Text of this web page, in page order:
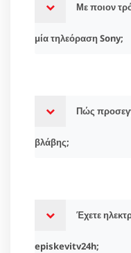
Με ποιον
μία τηλεόραση Sony;
Πώς
βλάβης;
Έχετε
episkevitv24h;